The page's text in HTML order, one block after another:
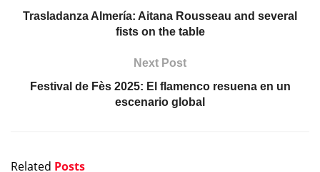
Trasladanza Almería: Aitana Rousseau and several
fists on the table
Next Post
Festival de Fès 2025: El flamenco resuena en un
escenario global
Related Posts